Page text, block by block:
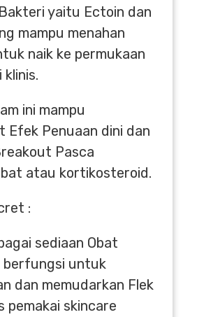
yaitu Ectoin dan
mampu menahan
naik ke permukaan
ini mampu
Efek Penuaan dini dan
Pasca
atau kortikosteroid.
:
sediaan Obat
berfungsi untuk
dan memudarkan Flek
pemakai skincare